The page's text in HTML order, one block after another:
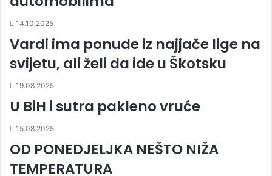
14.10.2025
Vardi ima ponude iz najjače lige na
svijetu, ali želi da ide u Škotsku
19.08.2025
U BiH i sutra pakleno vruće
15.08.2025
OD PONEDJELJKA NEŠTO NIŽA
TEMPERATURA